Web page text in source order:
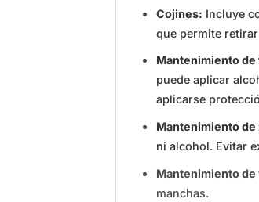
Cojines: Incluye
que permite
Mantenimiento de
puede aplicar
aplicarse
Mantenimiento de
ni alcohol. Evitar
Mantenimiento
manchas.